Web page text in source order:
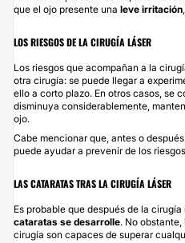
que el ojo presente una leve irritación
LOS RIESGOS DE LA CIRUGÍA LÁSER
Los riesgos que acompañan a la
otra cirugía: se puede llegar a
ello a corto plazo. En otros casos, se
disminuya considerablemente,
ojo.
Cabe mencionar que, antes o
puede ayudar a prevenir de los
LAS CATARATAS TRAS LA CIRUGÍA LÁSER
Es probable que después de la
cataratas se desarrolle. No
cirugía son capaces de superar